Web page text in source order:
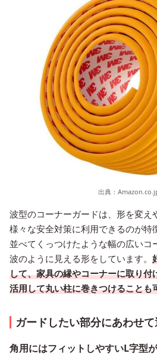
出典：
波型のコーナーガードは、形を変え
様々な安全対策に利用できるのが特
並べてくっつけたような幅の広いコ
波のように見える形をしています。
して、家具の縁やコーナーに取り付
活用して丸い柱に巻きつけることも
ガードしたい部分にあわせ
角用にはフィットしやすいL字型